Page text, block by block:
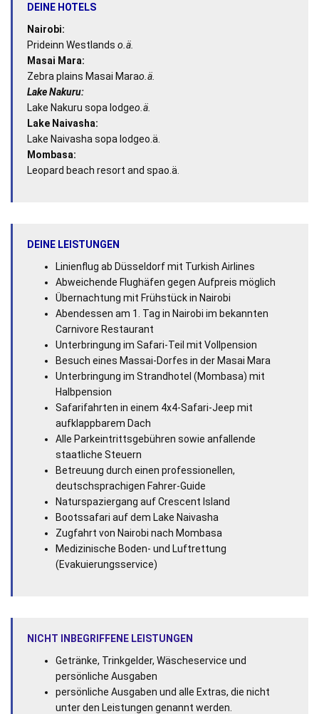
DEINE HOTELS
Nairobi:
Prideinn Westlands o.ä.
Masai Mara:
Zebra plains Masai Marao.ä.
Lake Nakuru:
Lake Nakuru sopa lodgeo.ä.
Lake Naivasha:
Lake Naivasha sopa lodgeo.ä.
Mombasa:
Leopard beach resort and spao.ä.
DEINE LEISTUNGEN
Linienflug ab Düsseldorf mit Turkish Airlines
Abweichende Flughäfen gegen Aufpreis möglich
Übernachtung mit Frühstück in Nairobi
Abendessen am 1. Tag in Nairobi im bekannten
Carnivore Restaurant
Unterbringung im Safari-Teil mit Vollpension
Besuch eines Massai-Dorfes in der Masai Mara
Unterbringung im Strandhotel (Mombasa) mit
Halbpension
Safarifahrten in einem 4x4-Safari-Jeep mit
aufklappbarem Dach
Alle Parkeintrittsgebühren sowie anfallende
staatliche Steuern
Betreuung durch einen professionellen,
deutschsprachigen Fahrer-Guide
Naturspaziergang auf Crescent Island
Bootssafari auf dem Lake Naivasha
Zugfahrt von Nairobi nach Mombasa
Medizinische Boden- und Luftrettung
(Evakuierungsservice)
NICHT INBEGRIFFENE LEISTUNGEN
Getränke, Trinkgelder, Wäscheservice und
persönliche Ausgaben
persönliche Ausgaben und alle Extras, die nicht
unter den Leistungen genannt werden.